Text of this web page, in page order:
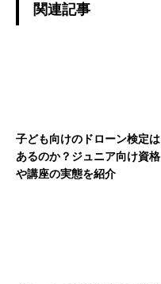
関連記事
子ども向けのドローン検定は
あるのか？ジュニア向け資格
や講座の実態を紹介